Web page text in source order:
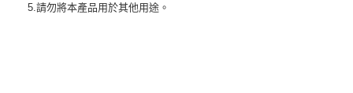
5.請勿將本產品用於其他用途。